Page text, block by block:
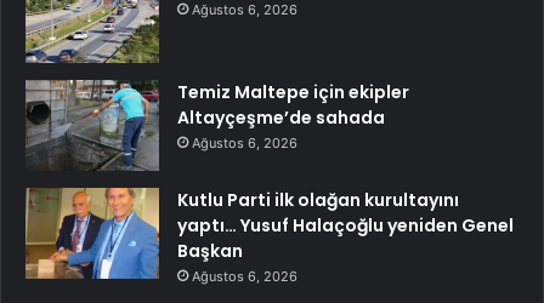
Ağustos 6, 2026
Temiz Maltepe için ekipler
Altayçeşme’de sahada
Ağustos 6, 2026
Kutlu Parti ilk olağan kurultayını
yaptı… Yusuf Halaçoğlu yeniden Genel
Başkan
Ağustos 6, 2026